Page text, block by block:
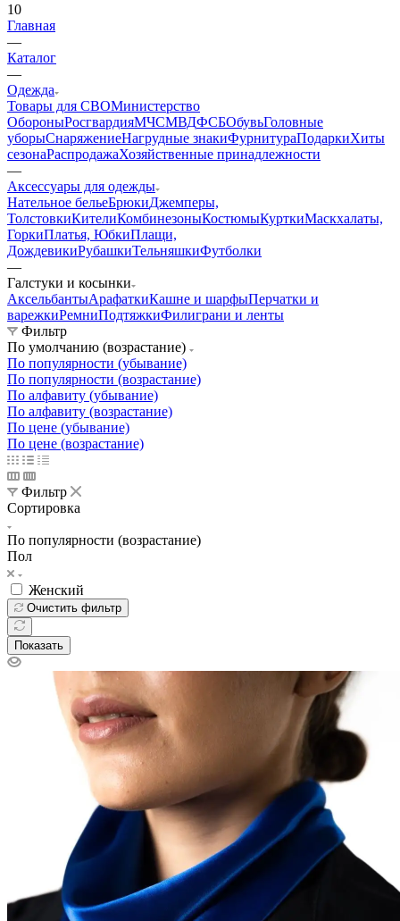
10
Главная
—
Каталог
—
Одежда
Товары для СВОМинистерство
ОбороныРосгвардияМЧСМВДФСБОбувьГоловные
уборыСнаряжениеНагрудные знакиФурнитураПодаркиХиты
сезонаРаспродажаХозяйственные принадлежности
—
Аксессуары для одежды
Нательное бельеБрюкиДжемперы,
ТолстовкиКителиКомбинезоныКостюмыКурткиМаскхалаты,
ГоркиПлатья, ЮбкиПлащи,
ДождевикиРубашкиТельняшкиФутболки
—
Галстуки и косынки
АксельбантыАрафаткиКашне и шарфыПерчатки и
варежкиРемниПодтяжкиФилиграни и ленты
Фильтр
По умолчанию (возрастание)
По популярности (убывание)
По популярности (возрастание)
По алфавиту (убывание)
По алфавиту (возрастание)
По цене (убывание)
По цене (возрастание)
Фильтр
Сортировка
По популярности (возрастание)
Пол
Женский
Очистить фильтр
Показать